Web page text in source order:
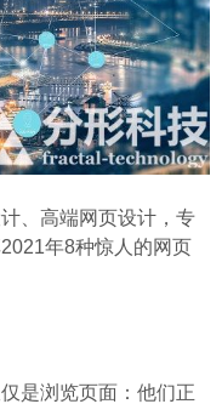
、高端网页设计，专
年8种惊人的网页
是浏览页面：他们正